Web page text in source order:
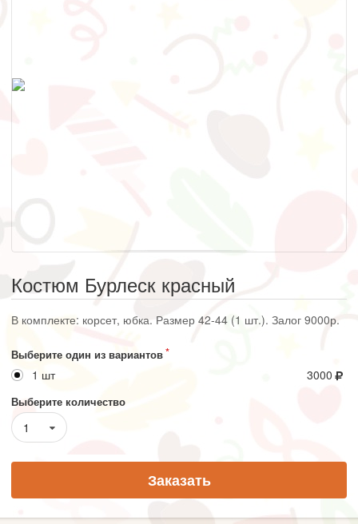
Костюм Бурлеск красный
В комплекте: корсет, юбка. Размер 42-44 (1 шт.). Залог 9000р.
Выберите один из вариантов
1 шт 3000
Выберите количество
1
Заказать